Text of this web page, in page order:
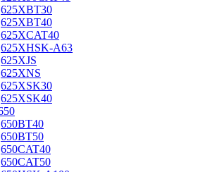
625XBT30
625XBT40
625XCAT40
625XHSK-A63
625XJS
625XNS
625XSK30
625XSK40
650BT40
650BT50
650CAT40
650CAT50